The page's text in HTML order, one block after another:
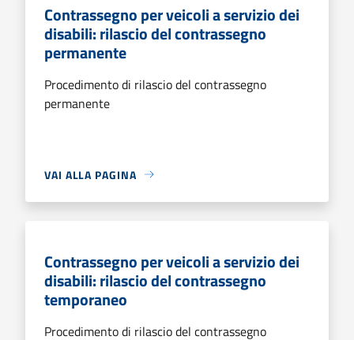
Contrassegno per veicoli a servizio dei
disabili: rilascio del contrassegno
permanente
Procedimento di rilascio del contrassegno
permanente
VAI ALLA PAGINA
Contrassegno per veicoli a servizio dei
disabili: rilascio del contrassegno
temporaneo
Procedimento di rilascio del contrassegno